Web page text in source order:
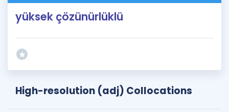
yüksek çözünürlüklü
High-resolution (adj) Collocations